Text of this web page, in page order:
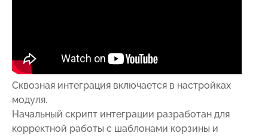
Сквозная интеграция включается в настройках
модуля.
Начальный скрипт интеграции разработан для
корректной работы с шаблонами корзины и